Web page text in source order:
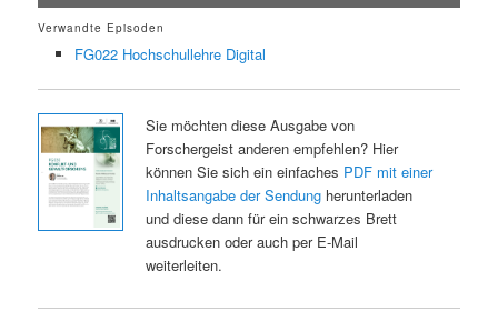
Verwandte Episoden
FG022 Hochschullehre Digital
Sie möchten diese Ausgabe von
Forschergeist anderen empfehlen? Hier
können Sie sich ein einfaches PDF mit einer
Inhaltsangabe der Sendungherunterladen
und diese dann für ein schwarzes Brett
ausdrucken oder auch per E-Mail
weiterleiten.